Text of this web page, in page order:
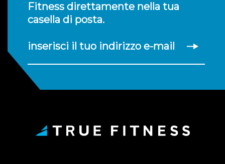
Fitness direttamente nella tua
casella di posta.
inserisci il tuo indirizzo e-mail